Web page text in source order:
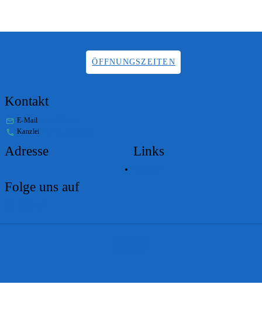
ÖFFNUNGSZEITEN
Kontakt
E-Mail
Kanzlei
Adresse Links
Folge uns auf